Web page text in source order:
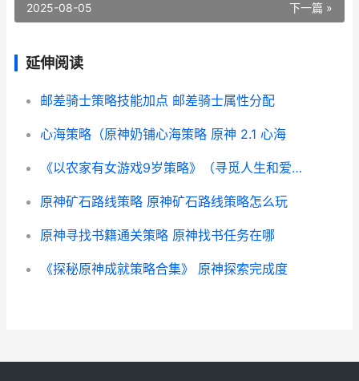
下一篇 »
2025-08-05
延伸阅读
邮差骑士策略技能加点 邮差骑士属性分配
心海策略（原神奶铺心海策略 原神 2.1 心海
《以农家有女游戏9岁策略》（寻觅人生和爱情的奇妙冒险 农家有女来种田
原神矿石路线策略 原神矿石路线策略怎么玩
原神寻找书籍通关策略 原神找书任务在哪
《探秘原神成就策略合集》 原神探索完成度